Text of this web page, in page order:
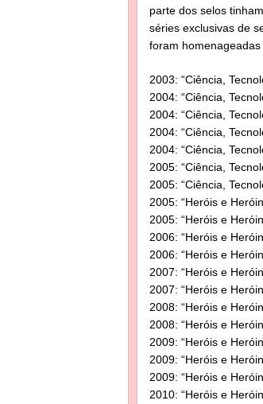
parte dos selos
séries exclusivas de
foram
2003: “Ciência,
2004: “Ciência,
2004: “Ciência,
2004: “Ciência,
2004: “Ciência,
2005: “Ciência,
2005: “Ciência,
2005: “Heróis e
2005: “Heróis e
2006: “Heróis e
2006: “Heróis e
2007: “Heróis e
2007: “Heróis e
2008: “Heróis e
2008: “Heróis e
2009: “Heróis e
2009: “Heróis e
2009: “Heróis e
2010: “Heróis e